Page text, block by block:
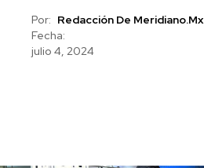
Por: Redacción De Meridiano.mx
Fecha:
julio 4, 2024